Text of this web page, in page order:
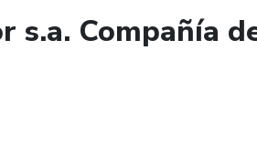
s.a. Compañía